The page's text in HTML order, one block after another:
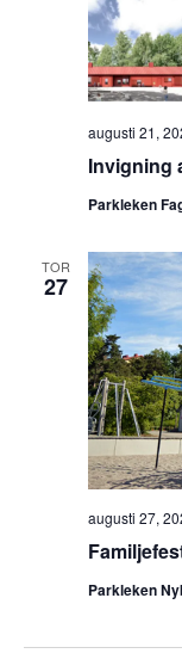
Invigning
augusti 21,
Parkleken
TOR
27
augusti 27,
Parkleken